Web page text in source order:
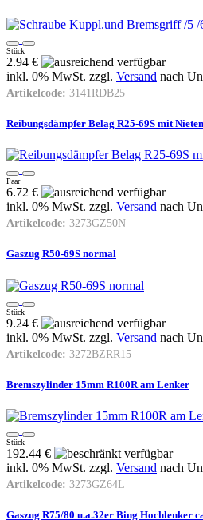
Stück
2.94 €
inkl. 0% MwSt. zzgl. Versand nach
Artikelcode: 3141RDB25
Reibungsdämpfer Belag R25-69S mit
Paar
6.72 €
inkl. 0% MwSt. zzgl. Versand nach
Artikelcode: 3273GZ50N
Gaszug R50-69S normal
Stück
9.24 €
inkl. 0% MwSt. zzgl. Versand nach
Artikelcode: 3272BZRR15
Bremszylinder 15mm R100R am Lenker
Stück
192.44 €
inkl. 0% MwSt. zzgl. Versand nach
Artikelcode: 3273GZ64L
Gaszug R75/80 u.a.32er Bing Hochlenker